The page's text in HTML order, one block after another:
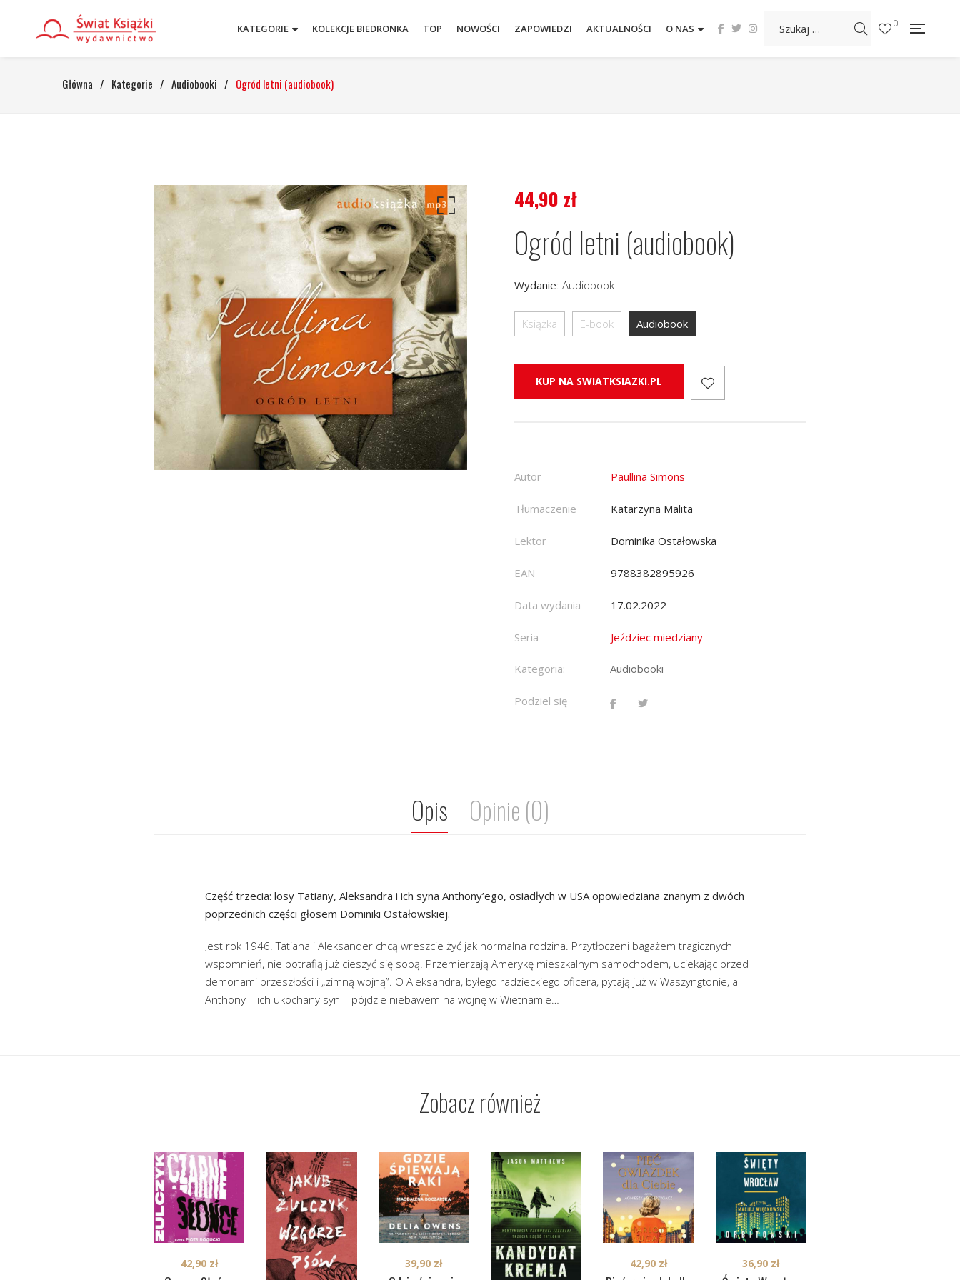
KATEGORIE KOLEKCJE BIEDRONKA TOP NOWOŚCI ZAPOWIEDZI AKTUALNOŚCI O NAS 0
Główna / Kategorie / Audiobooki / Ogród letni (audiobook)
44,90 zł
Ogród letni (audiobook)
Wydanie: Audiobook
Książka E-book Audiobook
KUP NA SWIATKSIAZKI.PL
Autor Paullina Simons
Tłumaczenie Katarzyna Malita
Lektor Dominika Ostałowska
EAN 9788382895926
Data wydania 17.02.2022
Seria Jeździec miedziany
Kategoria: Audiobooki
Podziel się
Opis Opinie (0)
Część trzecia: losy Tatiany, Aleksandra i ich syna Anthony’ego, osiadłych w USA opowiedziana znanym z dwóch
poprzednich części głosem Dominiki Ostałowskiej.
Jest rok 1946. Tatiana i Aleksander chcą wreszcie żyć jak normalna rodzina. Przytłoczeni bagażem tragicznych
wspomnień, nie potrafią już cieszyć się sobą. Przemierzają Amerykę mieszkalnym samochodem, uciekając przed
demonami przeszłości i „zimną wojną”. O Aleksandra, byłego radzieckiego oficera, pytają już w Waszyngtonie, a
Anthony – ich ukochany syn – pójdzie niebawem na wojnę w Wietnamie…
Zobacz również
42,90 zł 39,90 zł 42,90 zł 36,90 zł